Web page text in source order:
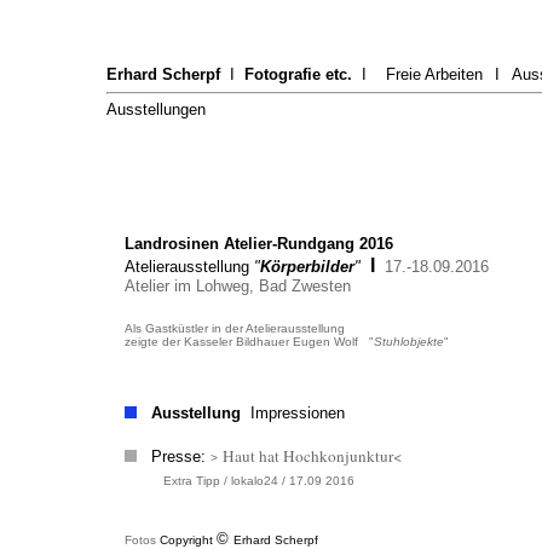
Erhard Scherpf Fotografie etc. Freie Arbeiten
Ausstellungen
Landrosinen Atelier-Rundgang 2016
Atelierausstellung "Körperbilder" I 17.-18.09.2016
Atelier im Lohweg, Bad Zwesten
Als Gastküstler in der Atelierausstellung
zeigte der Kasseler Bildhauer Eugen Wolf "Stuhlobjekte"
Ausstellung Impressionen
Presse: > Haut hat Hochkonjunktur<
Extra Tipp / lokalo24 / 17.09 2016
Fotos Copyright © Erhard Scherpf